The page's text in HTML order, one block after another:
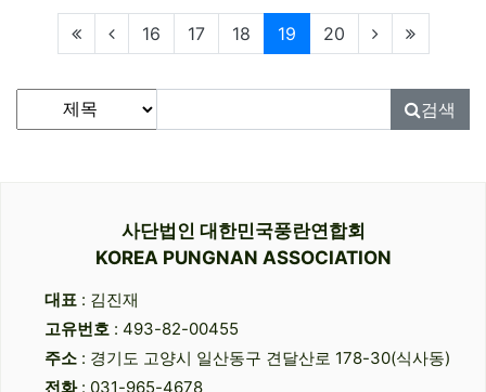
16 17 18 19현재페이지
20
게시물 검색
검색대상
검색어필수 검색
사단법인 대한민국풍란연합회
KOREA PUNGNAN ASSOCIATION
대표 : 김진재
고유번호 : 493-82-00455
주소 : 경기도 고양시 일산동구 견달산로 178-30(식사동)
전화: 031-965-4678